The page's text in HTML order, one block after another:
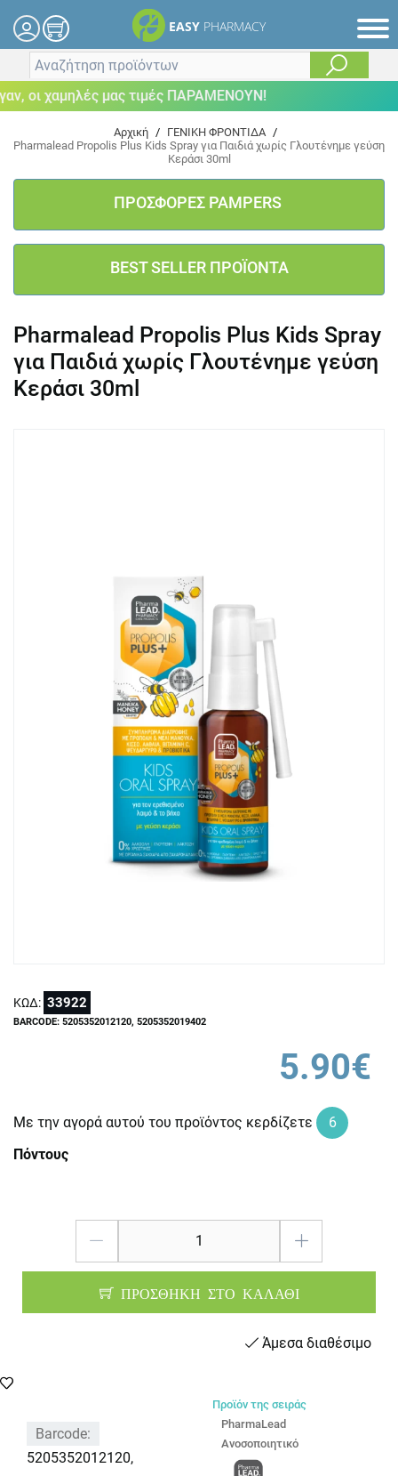
EASY PHARMACY
χαμηλές μας τιμές ΠΑΡΑΜΕΝΟΥΝ!
Αρχική / ΓΕΝΙΚΗ ΦΡΟΝΤΙΔΑ /
Pharmalead Propolis Plus Kids Spray για Παιδιά χωρίς Γλουτένημε γεύση
Κεράσι 30ml
ΠΡΟΣΦΟΡΕΣ PAMPERS
BEST SELLER ΠΡΟΪΟΝΤΑ
Pharmalead Propolis Plus Kids Spray
για Παιδιά χωρίς Γλουτένημε γεύση
Κεράσι 30ml
ΚΩΔ: 33922
BARCODE: 5205352012120, 5205352019402
5.90€
Με την αγορά αυτού του προϊόντος κερδίζετε
6
Πόντους
ΠΡΟΣΘΗΚΗ ΣΤΟ ΚΑΛΑΘΙ
Άμεσα διαθέσιμο
Barcode:
5205352012120,
Προϊόν της σειράς
PharmaLead
Ανοσοποιητικό